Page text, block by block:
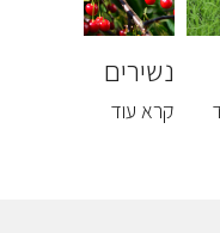
נשירים
קרא עוד